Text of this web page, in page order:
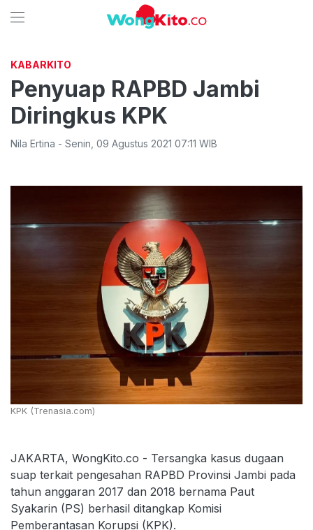
KABARKITO
Penyuap RAPBD Jambi
Diringkus KPK
Nila Ertina - Senin 09 Agustus 2021 07:11 WIB
KPK (Trenasia.com)
JAKARTA, WongKito.co - Tersangka kasus dugaan
suap terkait pengesahan RAPBD Provinsi Jambi pada
tahun anggaran 2017 dan 2018 bernama Paut
Syakarin (PS) berhasil ditangkap Komisi
Pemberantasan Korupsi (KPK).